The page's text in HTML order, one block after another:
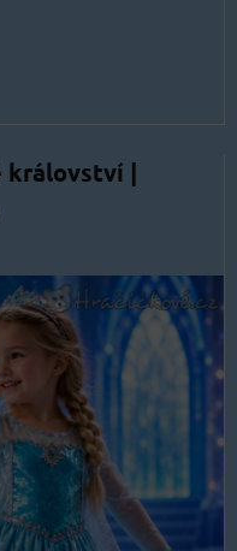
království |